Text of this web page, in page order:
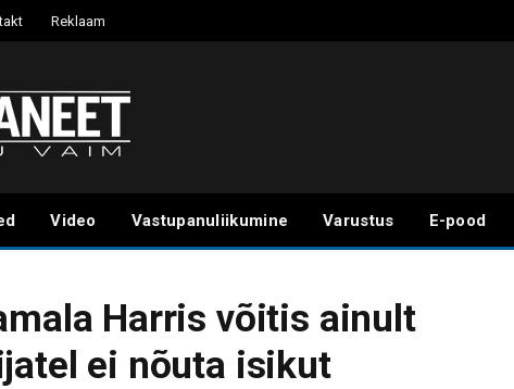
Reklaam
Video Vastupanuliikumine Varustus E-pood
Harris võitis ainult
ei nõuta isikut